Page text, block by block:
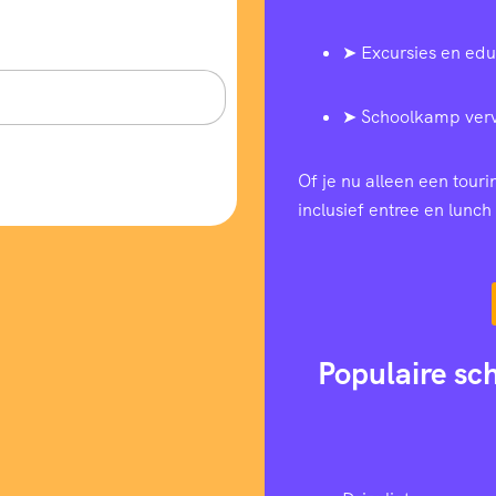
➤ Excursies en
➤ Schoolkamp
Of je nu alleen een
inclusief entree en
Populaire